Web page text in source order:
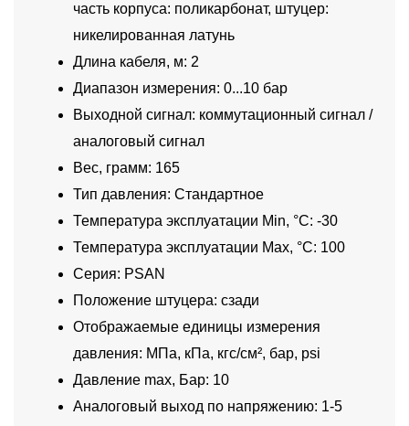
часть корпуса: поликарбонат, штуцер:
никелированная латунь
Длина кабеля, м: 2
Диапазон измерения: 0...10 бар
Выходной сигнал: коммутационный сигнал /
аналоговый сигнал
Вес, грамм: 165
Тип давления: Стандартное
Температура эксплуатации Min, °C: -30
Температура эксплуатации Max, °C: 100
Серия: PSAN
Положение штуцера: сзади
Отображаемые единицы измерения
давления: МПа, кПа, кгс/см², бар, psi
Давление max, Бар: 10
Аналоговый выход по напряжению: 1-5